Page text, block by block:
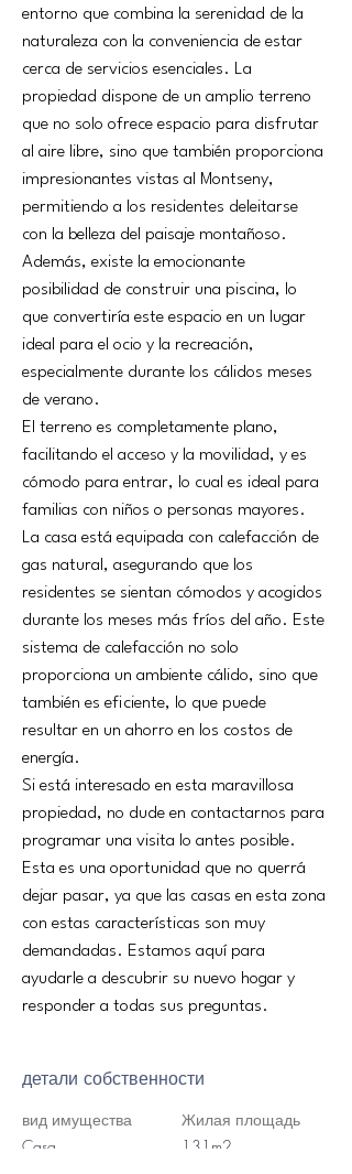
entorno que combina la serenidad de la
naturaleza con la conveniencia de estar
cerca de servicios esenciales. La
propiedad dispone de un amplio terreno
que no solo ofrece espacio para disfrutar
al aire libre, sino que también proporciona
impresionantes vistas al Montseny,
permitiendo a los residentes deleitarse
con la belleza del paisaje montañoso.
Además, existe la emocionante
posibilidad de construir una piscina, lo
que convertiría este espacio en un lugar
ideal para el ocio y la recreación,
especialmente durante los cálidos meses
de verano.
El terreno es completamente plano,
facilitando el acceso y la movilidad, y es
cómodo para entrar, lo cual es ideal para
familias con niños o personas mayores.
La casa está equipada con calefacción de
gas natural, asegurando que los
residentes se sientan cómodos y acogidos
durante los meses más fríos del año. Este
sistema de calefacción no solo
proporciona un ambiente cálido, sino que
también es eficiente, lo que puede
resultar en un ahorro en los costos de
energía.
Si está interesado en esta maravillosa
propiedad, no dude en contactarnos para
programar una visita lo antes posible.
Esta es una oportunidad que no querrá
dejar pasar, ya que las casas en esta zona
con estas características son muy
demandadas. Estamos aquí para
ayudarle a descubrir su nuevo hogar y
responder a todas sus preguntas.
детали собственности
вид имущества
Casa
Жилая площадь
131m2